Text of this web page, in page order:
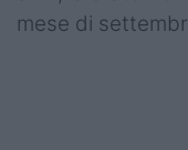
mese di